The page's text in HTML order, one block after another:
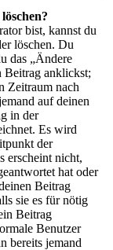
bist, kannst du
löschen. Du
das „Ändere
Beitrag anklickst;
Zeitraum nach
auf deinen
in der
Es wird
der
erscheint nicht,
hat oder
Beitrag
sie es für nötig
Beitrag
Benutzer
bereits jemand